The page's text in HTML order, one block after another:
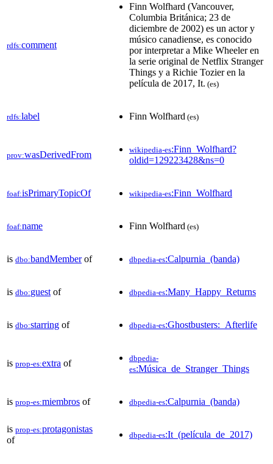
rdfs:comment
Finn Wolfhard (Vancouver,
Columbia Británica; 23 de
diciembre de 2002) es un actor y
músico canadiense, es conocido
por interpretar a Mike Wheeler en
la serie original de Netflix Stranger
Things y a Richie Tozier en la
película de 2017, It. (es)
rdfs:label Finn Wolfhard (es)
prov:wasDerivedFrom wikipedia-es:Finn_Wolfhard?
oldid=129223428&ns=0
foaf:isPrimaryTopicOf wikipedia-es:Finn_Wolfhard
foaf:name Finn Wolfhard (es)
is dbo:bandMemberof dbpedia-es:Calpurnia_(banda)
is dbo:guest of dbpedia-es:Many_Happy_Returns
is dbo:starring of dbpedia-es:Ghostbusters:_Afterlife
is prop-es:extra of
dbpedia-
es:Música_de_Stranger_Things
is prop-es:miembros of dbpedia-es:Calpurnia_(banda)
is prop-es:protagonistas
of
dbpedia-es:It_(película_de_2017)